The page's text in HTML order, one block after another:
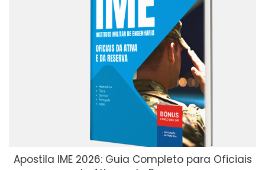
Apostila IME 2026: Guia Completo para Oficiais